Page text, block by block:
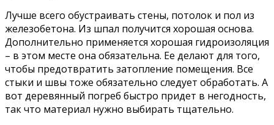
Лучше всего обустраивать стены, потолок и пол из
железобетона. Из шпал получится хорошая основа.
Дополнительно применяется хорошая гидроизоляция
– в этом месте она обязательна. Ее делают для того,
чтобы предотвратить затопление помещения. Все
стыки и швы тоже обязательно следует обработать. А
вот деревянный погреб быстро придет в негодность,
так что материал нужно выбирать тщательно.